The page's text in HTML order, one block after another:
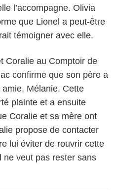
l’accompagne. Olivia
que Lionel a peut-être
témoigner avec elle.
Coralie au Comptoir de
confirme que son père a
Mélanie. Cette
plainte et a ensuite
Coralie et sa mère ont
propose de contacter
lui éviter de rouvrir cette
ne veut pas rester sans